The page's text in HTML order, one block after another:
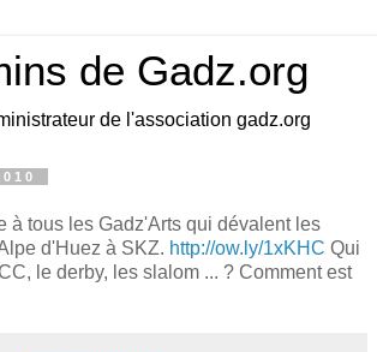
de Gadz.org
de l'association gadz.org
à tous les Gadz'Arts qui dévalent les
d'Huez à SKZ. http://ow.ly/1xKHC Qui
le derby, les slalom ... ? Comment est